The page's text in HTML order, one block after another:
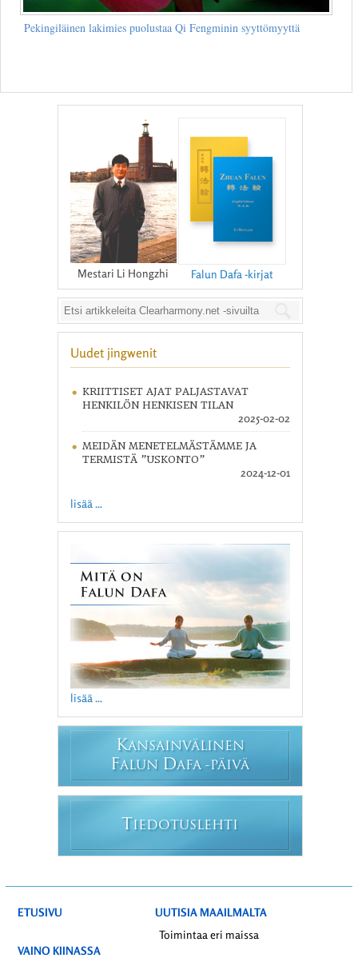
Pekingiläinen lakimies puolustaa Qi Fengminin syyttömyyttä
Mestari Li Hongzhi Falun Dafa -kirjat
Uudet jingwenit
KRIITTISET AJAT PALJASTAVAT
HENKILÖN HENKISEN TILAN
2025-02-02
MEIDÄN MENETELMÄSTÄMME JA
TERMISTÄ ”USKONTO”
2024-12-01
lisää ...
lisää ...
KANSAINVÄLINEN
FALUN DAFA -PÄIVÄ
T IEDOTUSLEHTI
ETUSIVU
VAINO KIINASSA
UUTISIA MAAILMALTA
Toimintaa eri maissa